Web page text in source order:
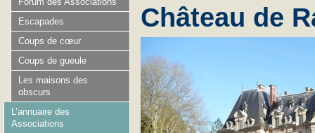
Château de
Escapades
Coups de cœur
Coups de gueule
Les maisons des
obscurs
L’annuaire des
Associations